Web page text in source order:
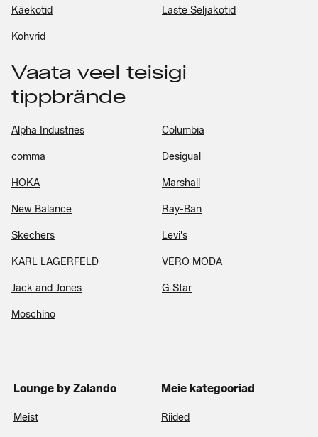
Käekotid Laste Seljakotid
Kohvrid
Vaata veel teisigi
tippbrände
Alpha Industries Columbia
comma Desigual
HOKA Marshall
New Balance Ray-Ban
Skechers Levi's
KARL LAGERFELD VERO MODA
Jack and Jones G Star
Moschino
Lounge by Zalando
Meist
Meie kategooriad
Riided